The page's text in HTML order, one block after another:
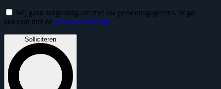
Wij gaan zorgvuldig om met uw persoonsgegevens. Ik ga
akkoord met de privacyverklaring.
Solliciteren